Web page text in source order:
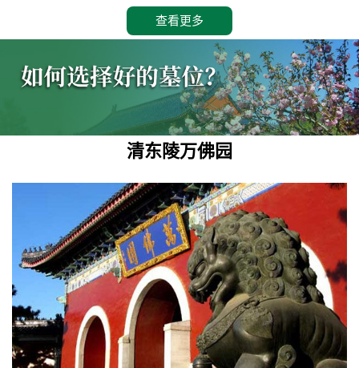
查看更多
清东陵万佛园